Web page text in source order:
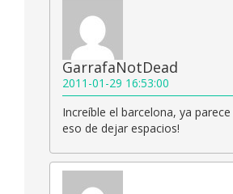
GarrafaNotDead
2011-01-29 16:53:00
Increíble el barcelona, ya
eso de dejar espacios!